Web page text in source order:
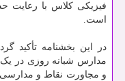
فیزیکی کلاس با رعایت
است.
در این بخشنامه تأکید
مدارس شبانه روزی در
و مجاورت نقاط و مدارسی